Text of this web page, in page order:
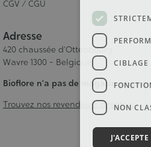
CGV / CGU
Adresse
420 chaussée d'Ottenbourg
Wavre 1300 - Belgique
Bioflore n’a pas de magasin
Trouvez nos revendeurs directs ici
CIBLAGE
NON
J'ACCEPTE